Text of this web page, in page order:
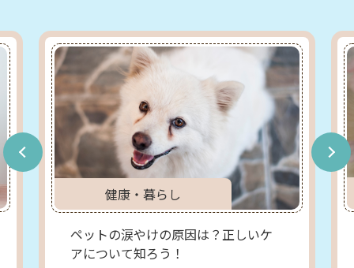
暮らし
けの原因は？正しいケ
健康・暮らし
春旅行とペットのお